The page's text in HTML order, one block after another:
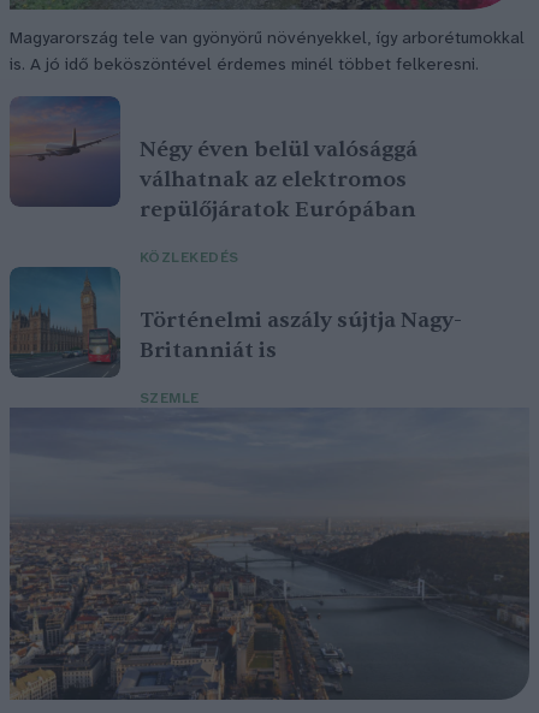
Magyarország tele van gyönyörű növényekkel, így arborétumokkal
is. A jó idő beköszöntével érdemes minél többet felkeresni.
Négy éven belül valósággá
válhatnak az elektromos
repülőjáratok Európában
KÖZLEKEDÉS
Történelmi aszály sújtja Nagy-
Britanniát is
SZEMLE